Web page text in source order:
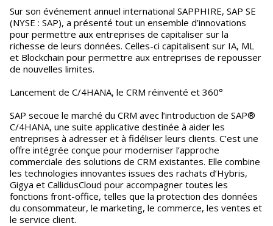
Sur son événement annuel international SAPPHIRE, SAP SE
(NYSE : SAP), a présenté tout un ensemble d’innovations
pour permettre aux entreprises de capitaliser sur la
richesse de leurs données. Celles-ci capitalisent sur IA, ML
et Blockchain pour permettre aux entreprises de repousser
de nouvelles limites.
Lancement de C/4HANA, le CRM réinventé et 360°
SAP secoue le marché du CRM avec l’introduction de SAP®
C/4HANA, une suite applicative destinée à aider les
entreprises à adresser et à fidéliser leurs clients. C’est une
offre intégrée conçue pour moderniser l’approche
commerciale des solutions de CRM existantes. Elle combine
les technologies innovantes issues des rachats d’Hybris,
Gigya et CallidusCloud pour accompagner toutes les
fonctions front-office, telles que la protection des données
du consommateur, le marketing, le commerce, les ventes et
le service client.